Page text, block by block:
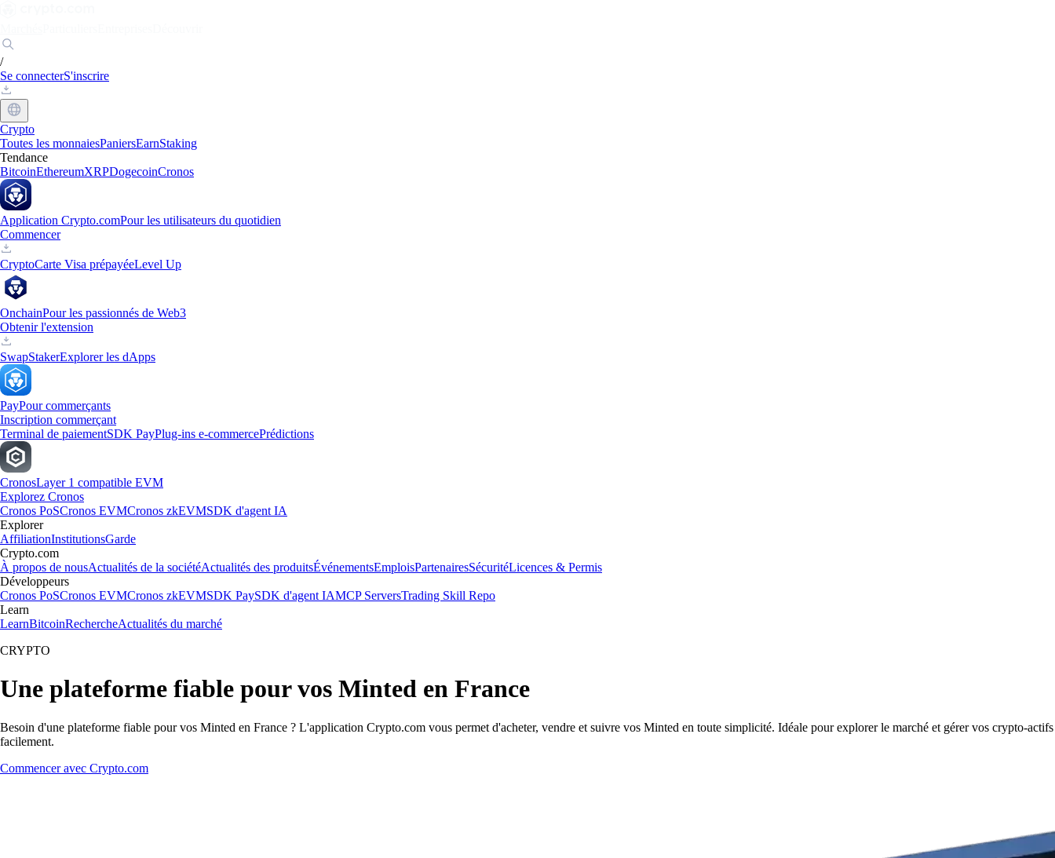
/
Se connecterS'inscrire
Crypto
Toutes les monnaiesPaniersEarnStaking
Tendance
BitcoinEthereumXRPDogecoinCronos
Application Crypto.comPour les utilisateurs du quotidien
Commencer
CryptoCarte Visa prépayéeLevel Up
OnchainPour les passionnés de Web3
Obtenir l'extension
SwapStakerExplorer les dApps
PayPour commerçants
Inscription commerçant
Terminal de paiementSDK PayPlug-ins e-commercePrédictions
CronosLayer 1 compatible EVM
Explorez Cronos
Cronos PoSCronos EVMCronos zkEVMSDK d'agent IA
Explorer
AffiliationInstitutionsGarde
Crypto.com
À propos de nousActualités de la sociétéActualités des produitsÉvénementsEmploisPartenairesSécuritéLicences & Permis
Développeurs
Cronos PoSCronos EVMCronos zkEVMSDK PaySDK d'agent IAMCP ServersTrading Skill Repo
Learn
LearnBitcoinRechercheActualités du marché
CRYPTO
Une plateforme fiable pour vos Minted en France
Besoin d'une plateforme fiable pour vos Minted en France ? L'application Crypto.com vous permet d'acheter, vendre et suivre vos Minted en toute simplicité. Idéale pour explorer le marché et gérer vos crypto-actifs
facilement.
Commencer avec Crypto.com